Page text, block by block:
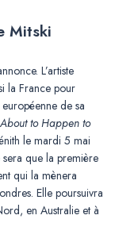
Mitski
L’artiste
la France pour
de sa
to Happen to
le mardi 5 mai
que la première
qui la mènera
Elle poursuivra
en Australie et à